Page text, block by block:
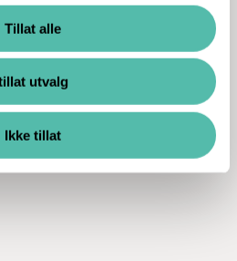
Tillat alle
utvalg
Ikke tillat